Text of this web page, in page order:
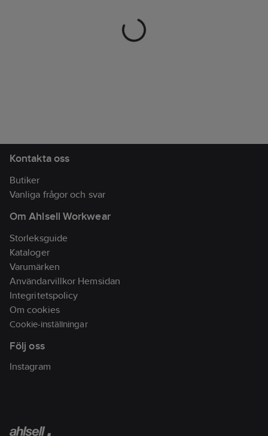
Kontakta oss
Butiker
Vanliga frågor och svar
Om Ahlsell Workwear
Storleksguide
Kataloger
Varumärken
Användarvillkor Hemsidan
Integritetspolicy
Om cookies
Cookie-inställningar
Följ oss
Instagram